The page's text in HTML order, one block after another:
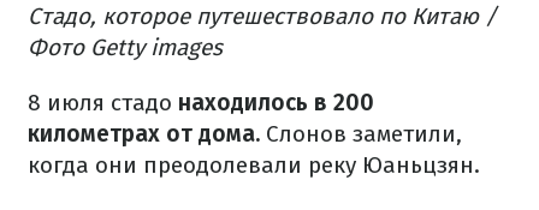
Стадо, которое путешествовало по Китаю /
Фото Getty images
8 июля стадо находилось в 200
километрах от дома. Слонов заметили,
когда они преодолевали реку Юаньцзян.